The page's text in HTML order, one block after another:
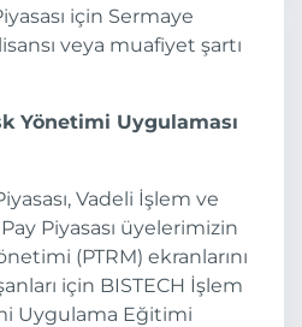
için Sermaye
veya muafiyet şartı
Yönetimi Uygulaması
Vadeli İşlem ve
Piyasası üyelerimizin
(PTRM) ekranlarını
için BISTECH İşlem
Uygulama Eğitimi